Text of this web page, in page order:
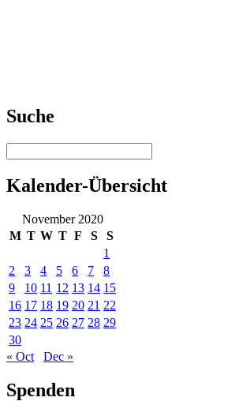
Suche
Kalender-Übersicht
November 2020
M T W T F S
S
1
2
3 4 5 6 7
8
9
10 11 12 13 14 15
16 17 18 19 20 21 22
23 24 25 26 27 28 29
30
« Oct
Dec »
Spenden